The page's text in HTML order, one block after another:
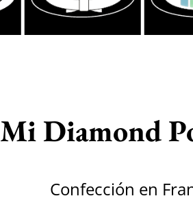
Mi Diamond
Confección en